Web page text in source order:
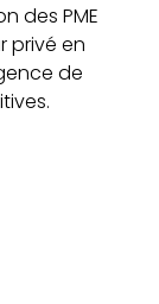
des PME
privé en
de